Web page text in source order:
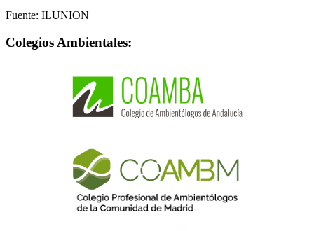
Fuente: ILUNION
Colegios Ambientales: